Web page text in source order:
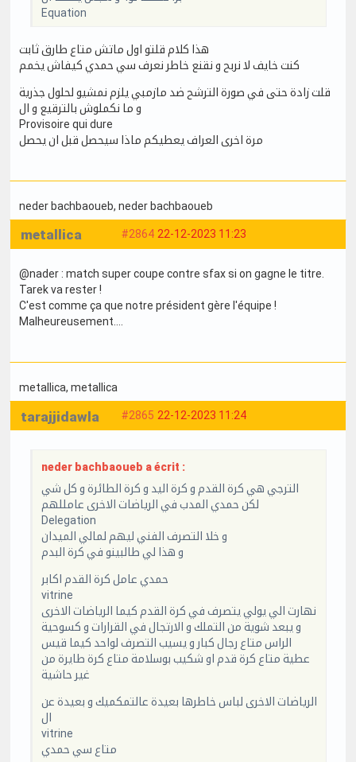
Equation
هذا كلام قلتو اول ماتش متاع طارق ثابت
كنت خايف لا نربح و نقنع خاطر نعرف سي حمدي كيفاش يخمم
قلت زادة حتى في صورة الترشح ضد مازمبي يلزم نمشيو لحلول جذرية
و ما نكملوش بالترقيع و ال
Provisoire qui dure
مرة اخرى العراف يعطيكم ماذا سيحصل قبل ان يحصل
neder bachbaoueb, neder bachbaoueb
#2864 22-12-2023 11:23
metallica
@nader : match super coupe contre sfax si on gagne le titre.
Tarek va rester !
C'est comme ça que notre président gère l'équipe !
Malheureusement....
metallica, metallica
#2865 22-12-2023 11:24
tarajjidawla
neder bachbaoueb a écrit :
الترجي هي كرة القدم و كرة اليد و كرة الطائرة و كل شي
لكن حمدي المدب في الرياضات الاخرى عامللهم
Delegation
و هذا لي طالبينو في كرة البدم
حمدي عامل كرة القدم اكابر
vitrine
نهارت الي يولي يتصرف في كرة القدم كيما الرياضات الاخرى
و يبعد شوية من التملك و الارتجال في القرارات و كسوحية
الراس متاع رجال كبار و يسيب التصرف لواحد كيما قيس
عطية متاع كرة قدم او شكيب بوسلامة متاع كرة طايرة من
غير حاشية
الرياضات الاخرى لباس خاطرها بعيدة عالتمكميك و بعيدة عن
ال
vitrine
متاع سي حمدي